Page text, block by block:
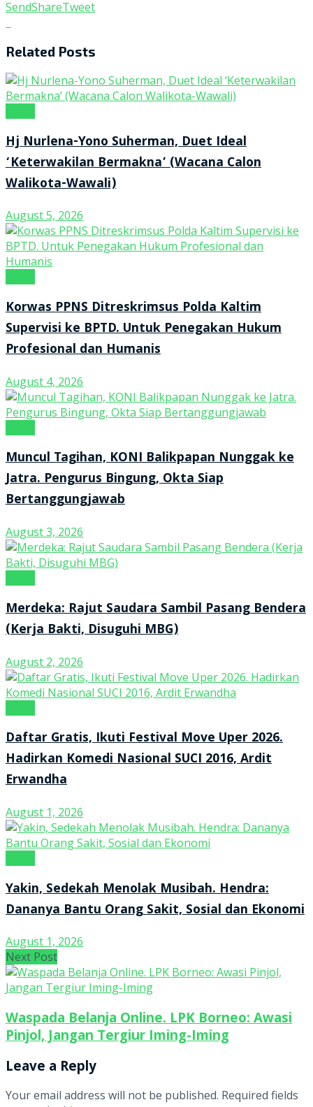
SendShareTweet
Related Posts
Hj Nurlena-Yono Suherman, Duet Ideal
‘Keterwakilan Bermakna’ (Wacana Calon
Walikota-Wawali)
August 5, 2026
Korwas PPNS Ditreskrimsus Polda Kaltim
Supervisi ke BPTD. Untuk Penegakan Hukum
Profesional dan Humanis
August 4, 2026
Muncul Tagihan, KONI Balikpapan Nunggak ke
Jatra. Pengurus Bingung, Okta Siap
Bertanggungjawab
August 3, 2026
Merdeka: Rajut Saudara Sambil Pasang Bendera
(Kerja Bakti, Disuguhi MBG)
August 2, 2026
Daftar Gratis, Ikuti Festival Move Uper 2026.
Hadirkan Komedi Nasional SUCI 2016, Ardit
Erwandha
August 1, 2026
Yakin, Sedekah Menolak Musibah. Hendra:
Dananya Bantu Orang Sakit, Sosial dan Ekonomi
August 1, 2026
Next Post
Waspada Belanja Online. LPK Borneo: Awasi
Pinjol, Jangan Tergiur Iming-Iming
Leave a Reply
Your email address will not be published. Required fields